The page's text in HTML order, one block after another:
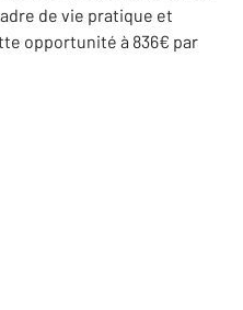
de vie pratique et
opportunité à 836€ par